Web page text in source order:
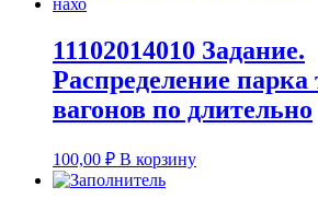
11102014010 Задание.
Распределение
вагонов по длительно
100,00 ₽ В корзину